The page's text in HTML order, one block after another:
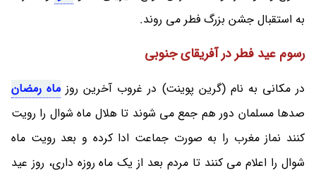
به استقبال جشن بزرگ فطر می روند.
رسوم عید فطر در آفریقای جنوبی
در مکانی به نام (گرین پوینت) در غروب آخرین روز ماه رمضان
صدها مسلمان دور هم جمع می شوند تا هلال ماه شوال را رویت
کنند نماز مغرب را به صورت جماعت ادا کرده و بعد رویت ماه
شوال را اعلام می کنند تا مردم بعد از یک ماه روزه داری، روز عید